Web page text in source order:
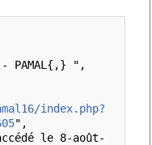
index.php?
",